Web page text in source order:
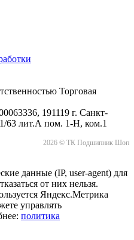
Торговая
191119 г. Санкт-
63 лит.А пом. 1-Н, ком.1
2026 © ТК Подшипник Шоп
данные (IP, user-agent) для
от них нельзя.
Яндекс.Метрика
управлять
политика